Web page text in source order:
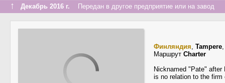
↑ Декабрь 2016 г. Передан в другое предприятие или на завод
Финляндия, Tampere
Маршрут Charter
Nicknamed "Pate"
is no relation to the firm